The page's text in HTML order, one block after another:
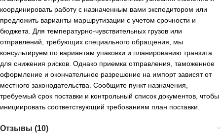
координировать работу с назначенным вами экспедитором или
предложить варианты маршрутизации с учетом срочности и
бюджета. Для температурно-чувствительных грузов или
отправлений, требующих специального обращения, мы
консультируем по вариантам упаковки и планированию транзита
для снижения рисков. Однако приемка отправления, таможенное
оформление и окончательное разрешение на импорт зависят от
местного законодательства. Сообщите пункт назначения,
требуемый срок поставки и контрольный список документов, чтобы
инициировать соответствующий требованиям план поставки.
Отзывы (10)